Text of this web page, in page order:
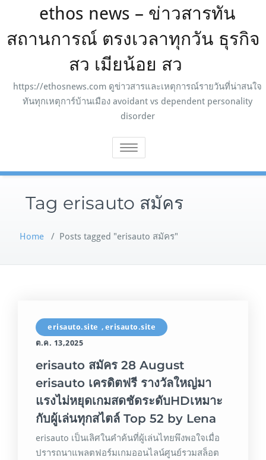
content
ethos news – ข่าวสารทัน
สถานการณ์ ตรงเวลาทุกวัน ธุรกิจ
สว เมียน้อย สว
https://ethosnews.com ดูข่าวสารและเหตุการณ์รายวันที่น่าสนใจ
ทันทุกเหตุการ์บ้านเมือง avoidant vs dependent personality
disorder
Toggle
Tag erisauto สมัคร
Home / Posts tagged "erisauto สมัคร"
erisauto.site , erisauto.site
ต.ค. 13,2025
erisauto สมัคร 28 August
erisauto เครดิตฟรี รางวัลใหญ่มา
แรงไม่หยุดเกมสดชัดระดับHDเหมาะ
กับผู้เล่นทุกสไตล์ Top 52 by Lena
erisauto เป็นเลิศในคำค้นที่ผู้เล่นไทยพึงพอใจเมื่อ
ปรารถนาแพลตฟอร์มเกมออนไลน์ศูนย์รวมสล็อต